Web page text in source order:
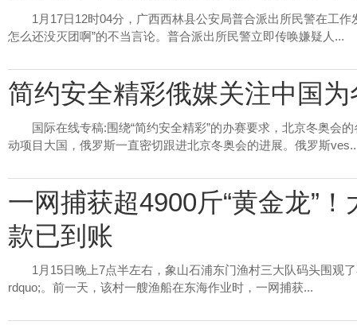
1月17日12时04分，广西西林县公安局普合派出所民警在工
怎么还没灭团啊”的不当言论。普合派出所民警立即传唤嫌疑人...
简约安全精彩俄媒关注中国
国际在线专稿:围绕“简约安全精彩”的办赛要求，北京冬奥会
动项目大国，俄罗斯一直密切跟进北京冬奥会的进展。俄罗斯
一网捕获超4900斤“黄金龙”
款已到账
1月15日晚上7点半左右，象山石浦东门渔村三大队码头围观
rdquo;。前一天，该村一艘渔船在东海作业时，一网捕获...